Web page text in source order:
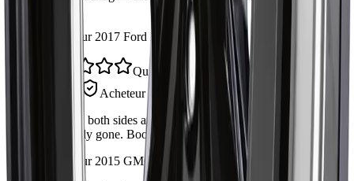
Installé sur 2017 Ford F-150
Quiet again
Acheteur vérifié
19 avr. 2026
Replaced both sides at the same time. The knocking noise is
completely gone. Boot quality feels durable.
Installé sur 2015 GMC Sierra 1500